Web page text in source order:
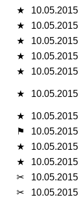
★ 10.05.2015
★
10.05.2015
★
10.05.2015
★
10.05.2015
★
10.05.2015
★ 10.05.2015
★
10.05.2015
⚑
10.05.2015
★
10.05.2015
★
10.05.2015
✂
10.05.2015
✂
10.05.2015